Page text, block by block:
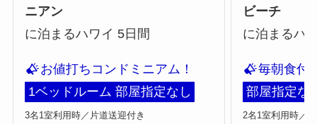
ニアン
に泊まるハワイ 5日間
お値打ちコンドミニアム！
1ベッドルーム 部屋指定なし
3名1室利用時／片道送迎付き
ビーチ
に泊まるハ
毎朝食付
部屋指定な
2名1室利用時／